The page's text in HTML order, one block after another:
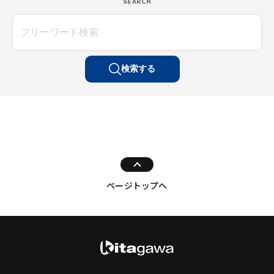
検索する
ページトップへ